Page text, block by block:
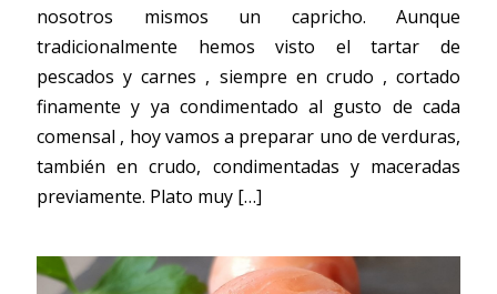
nosotros mismos un capricho. Aunque
tradicionalmente hemos visto el tartar de
pescados y carnes , siempre en crudo , cortado
finamente y ya condimentado al gusto de cada
comensal , hoy vamos a preparar uno de verduras,
también en crudo, condimentadas y maceradas
previamente. Plato muy […]